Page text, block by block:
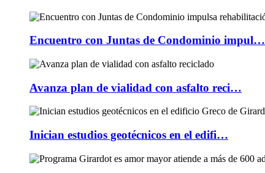
Encuentro con Juntas de Condominio impul…
Avanza plan de vialidad con asfalto reci…
Inician estudios geotécnicos en el edifi…